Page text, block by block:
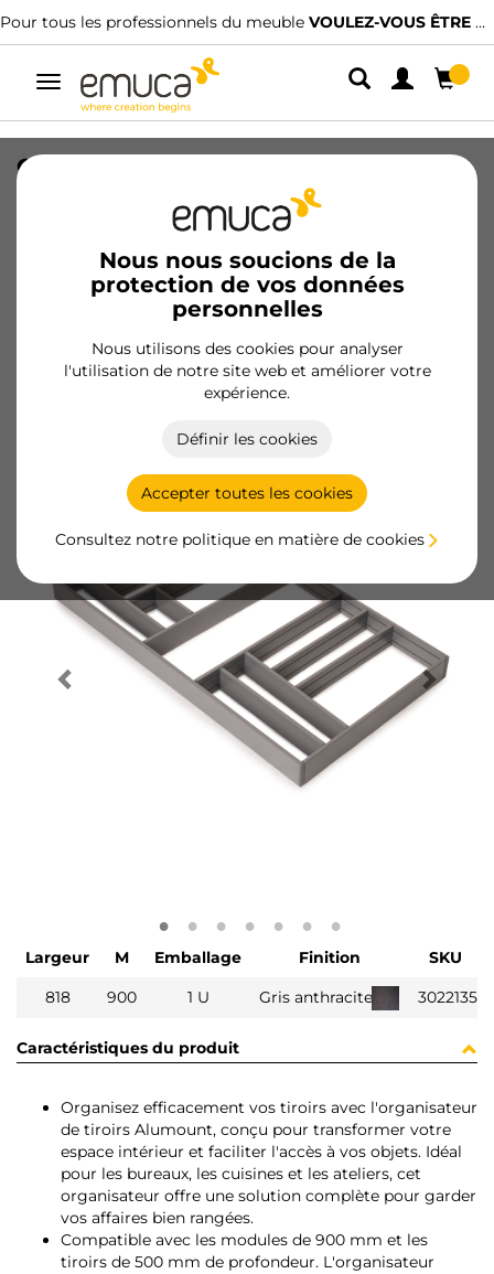
Pour tous les professionnels du meuble VOULEZ-VOUS ÊTRE CLIENT ?
Alterner
navigation
Nous nous soucions de la
protection de vos données
personnelles
Nous utilisons des cookies pour analyser
l'utilisation de notre site web et améliorer votre
expérience.
Définir les cookies
Accepter toutes les cookies
Consultez notre politique en matière de cookies
Organisateur de tiroirs Alumount
900x500, Aluminium, Gris antracite
Produits essentiels
Devenir client
Largeur M Emballage Finition
SKU
818
900 1 U Gris anthracite 3022135
Caractéristiques du produit
Organisez efficacement vos tiroirs avec l'organisateur
de tiroirs Alumount, conçu pour transformer votre
espace intérieur et faciliter l'accès à vos objets. Idéal
pour les bureaux, les cuisines et les ateliers, cet
organisateur offre une solution complète pour garder
vos affaires bien rangées.
Compatible avec les modules de 900 mm et les
tiroirs de 500 mm de profondeur. L'organisateur